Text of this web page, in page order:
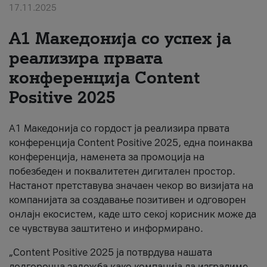
#ПодобарОнлајн
17.11.2025
А1 Македонија со успех ја
реализира првата
конференција Content
Positive 2025
А1 Македонија со гордост ја реализира првата
конференција Content Positive 2025, една поинаква
конференција, наменета за промоција на
побезбеден и поквалитетен дигитален простор.
Настанот претставува значаен чекор во визијата на
компанијата за создавање позитивен и одговорен
онлајн екосистем, каде што секој корисник може да
се чувствува заштитено и информирано.
„Content Positive 2025 ја потврдува нашата